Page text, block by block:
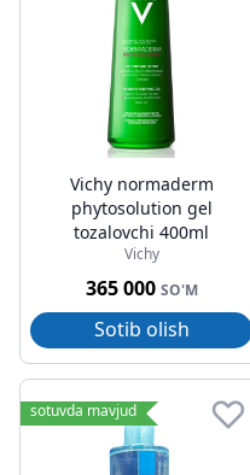
Vichy normaderm
phytosolution gel
tozalovchi 400ml
Vichy
365 000 SO'M
Sotib olish
sotuvda mavjud